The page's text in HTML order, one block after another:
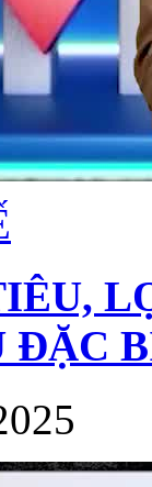
ĐẶC